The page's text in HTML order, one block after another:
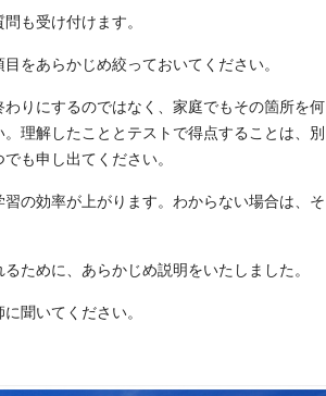
も受け付けます。
をあらかじめ絞っておいてください。
りにするのではなく、家庭でもその箇所を何
理解したこととテストで得点することは、別
も申し出てください。
の効率が上がります。わからない場合は、そ
ために、あらかじめ説明をいたしました。
聞いてください。